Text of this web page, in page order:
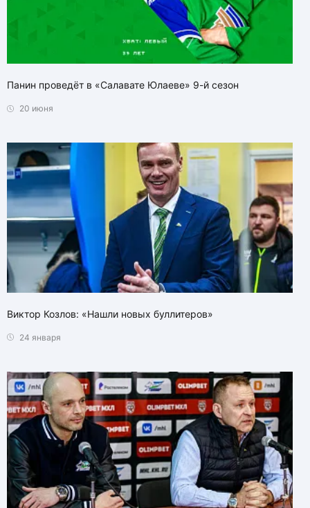
Панин проведёт в «Салавате Юлаеве» 9-й сезон
20 июня
Виктор Козлов: «Нашли новых буллитеров»
24 января